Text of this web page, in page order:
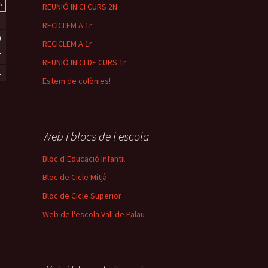
REUNIÓ INICI CURS 2N
RECICLEM A 1r
RECICLEM A 1r
REUNIÓ INICI DE CURS 1r
Estem de colònies!
Web i blocs de l'escola
Bloc d’Educació Infantil
Bloc de Cicle Mitjà
Bloc de Cicle Superior
Web de l'escola Vall de Palau